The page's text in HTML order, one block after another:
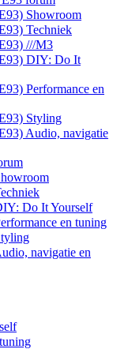
Showroom
Techniek
///M3
DIY: Do It
Performance en
Styling
Audio, navigatie
Do It Yourself
en tuning
navigatie en